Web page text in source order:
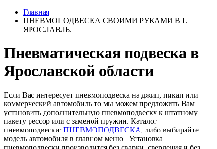
Главная
ПНЕВМОПОДВЕСКА СВОИМИ РУКАМИ В Г.
ЯРОСЛАВЛЬ.
Пневматическая подвеска в
Ярославской области
Если Вас интересует пневмоподвеска на джип, пикап или
коммерческий автомобиль то мы можем предложить Вам
установить дополнительную пневмоподвеску к штатному
пакету рессор или с заменой пружин. Каталог
пневмоподвески: ПНЕВМОПОДВЕСКА, либо выбирайте
модель автомобиля в главном меню. Установка
пневмоподвески производится без сварки, сверления и без